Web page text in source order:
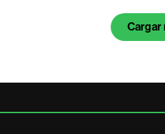
Cargar